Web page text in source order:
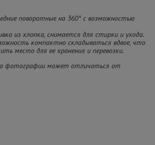
поворотные на 360° с возможностью
из хлопка, снимается для стирки и ухода.
компактно складываться вдвое, что
место для ее хранения и перевозки.
фотографии может отличаться от